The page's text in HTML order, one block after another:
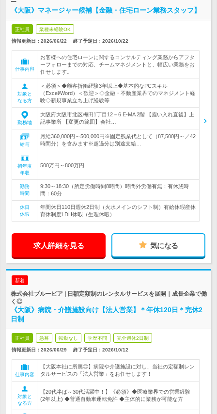
ー
《大阪》マネージャー候補【金融・住宅ローン業務スタッフ】
正社員 業種未経験OK
情報更新日：2026/06/22 終了予定日： 2026/10/22
仕事内容
お客様への住宅ローンに関するコンサルティング業務からアフタ
ーフォローまでの対応、チームマネジメントと、幅広い業務をお
任せします。
対象と
なる方
＜必須＞◆顧客折衝経験3年以上◆基本的なPCスキル
（Excel/Word）＜歓迎＞◇金融・不動産業界でのマネジメント経
験◇新規事業立ち上げ経験等
勤務地
大阪府大阪市北区梅田1丁目12－6 E-MA 2階 【雇い入れ直後】上
記事業所 【変更の範囲】会社…
給与
月給360,000円～500,000円※固定残業代として（87,500円～／42
時間分）を含みます※超過分は別途支給…
初年度
年収
500万円～800万円
勤務
時間
9:30～18:30（所定労働時間8時間）時間外労働有無：有休憩時
間：60分
休日
休暇
年間休日110日週休2日制（火水メインのシフト制）有給休暇産休
育休制度LDH休暇（生理休暇）
求人詳細を見る 気になる
新着
株式会社ブルーピア | 日額定額制のレンタルサービスを展開｜成長企業で働
く◎
《大阪》病院・介護施設向け【法人営業】＊年休120日＊完休2
日制
正社員 急募 転勤なし 学歴不問 完全週休2日制
情報更新日：2026/06/29 終了予定日： 2026/10/12
仕事内容
【大阪本社に所属◎】病院や介護施設に対し、当社の定額制レン
タルサービスの「法人営業」をお任せします！
対象と
なる方
【20代半ば～30代活躍中！】《必須》◆医療業界での営業経験
(2年以上) ◆普通自動車運転免許 ◆主体的に業務が可能な方